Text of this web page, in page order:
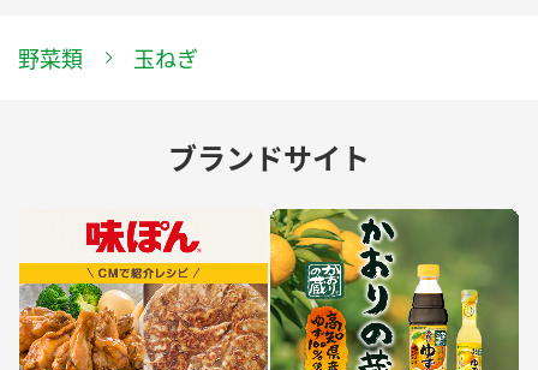
野菜類 玉ねぎ
ブランドサイト